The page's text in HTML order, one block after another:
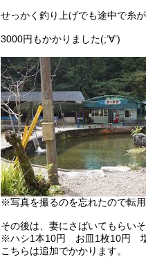
せっかく釣り上げでも途中で糸
3000円もかかりました(;’∀’)
※写真を撮るのを忘れたので転
その後は、妻にさばいてもらい
※ハシ1本10円 お皿1枚10円
こちらは追加でかかります。